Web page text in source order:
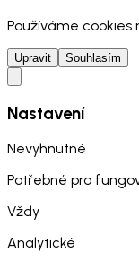
Používáme cookies
Upravit Souhlasím
Nastavení
Nevyhnutné
Potřebné pro
Vždy
Analytické